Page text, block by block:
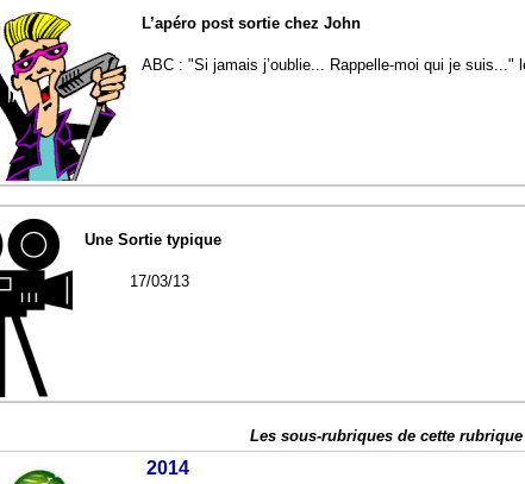
L’apéro post sortie chez John
ABC : "Si jamais j’oublie... Rappelle-moi qui je suis..."
Une Sortie typique
17/03/13
Les sous-rubriques de cette rubrique
2014